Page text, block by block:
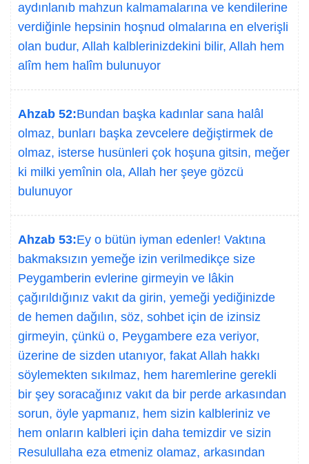
aydınlanıb mahzun kalmamalarına ve kendilerine
verdiğinle hepsinin hoşnud olmalarına en elverişli
olan budur, Allah kalblerinizdekini bilir, Allah hem
alîm hem halîm bulunuyor
Ahzab 52:Bundan başka kadınlar sana halâl
olmaz, bunları başka zevcelere değiştirmek de
olmaz, isterse husünleri çok hoşuna gitsin, meğer
ki milki yemînin ola, Allah her şeye gözcü
bulunuyor
Ahzab 53:Ey o bütün iyman edenler! Vaktına
bakmaksızın yemeğe izin verilmedikçe size
Peygamberin evlerine girmeyin ve lâkin
çağırıldığınız vakıt da girin, yemeği yediğinizde
de hemen dağılın, söz, sohbet için de izinsiz
girmeyin, çünkü o, Peygambere eza veriyor,
üzerine de sizden utanıyor, fakat Allah hakkı
söylemekten sıkılmaz, hem haremlerine gerekli
bir şey soracağınız vakıt da bir perde arkasından
sorun, öyle yapmanız, hem sizin kalbleriniz ve
hem onların kalbleri için daha temizdir ve sizin
Resulullaha eza etmeniz olamaz, arkasından